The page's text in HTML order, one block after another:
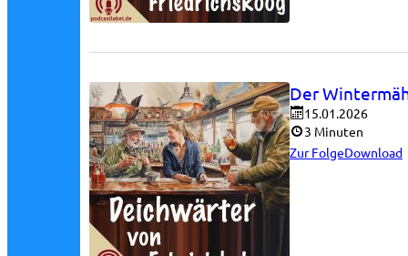
Der
15.01.2026
3 Minuten
Zur FolgeDownload